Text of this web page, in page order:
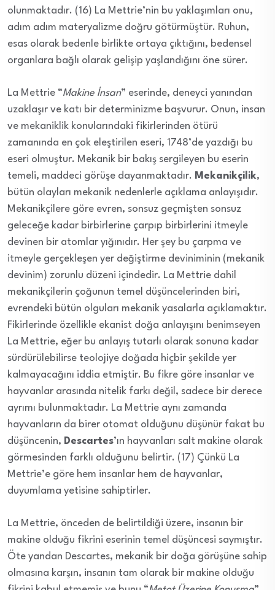
olunmaktadır. (16) La Mettrie’nin bu yaklaşımları onu,
adım adım materyalizme doğru götürmüştür. Ruhun,
esas olarak bedenle birlikte ortaya çıktığını, bedensel
organlara bağlı olarak gelişip yaşlandığını öne sürer.
La Mettrie “Makine İnsan” eserinde, deneyci yanından
uzaklaşır ve katı bir determinizme başvurur. Onun, insan
ve mekaniklik konularındaki fikirlerinden ötürü
zamanında en çok eleştirilen eseri, 1748’de yazdığı bu
eseri olmuştur. Mekanik bir bakış sergileyen bu eserin
temeli, maddeci görüşe dayanmaktadır. Mekanikçilik,
bütün olayları mekanik nedenlerle açıklama anlayışıdır.
Mekanikçilere göre evren, sonsuz geçmişten sonsuz
geleceğe kadar birbirlerine çarpıp birbirlerini itmeyle
devinen bir atomlar yığınıdır. Her şey bu çarpma ve
itmeyle gerçekleşen yer değiştirme deviniminin (mekanik
devinim) zorunlu düzeni içindedir. La Mettrie dahil
mekanikçilerin çoğunun temel düşüncelerinden biri,
evrendeki bütün olguları mekanik yasalarla açıklamaktır.
Fikirlerinde özellikle ekanist doğa anlayışını benimseyen
La Mettrie, eğer bu anlayış tutarlı olarak sonuna kadar
sürdürülebilirse teolojiye doğada hiçbir şekilde yer
kalmayacağını iddia etmiştir. Bu fikre göre insanlar ve
hayvanlar arasında nitelik farkı değil, sadece bir derece
ayrımı bulunmaktadır. La Mettrie aynı zamanda
hayvanların da birer otomat olduğunu düşünür fakat bu
düşüncenin, Descartes’ın hayvanları salt makine olarak
görmesinden farklı olduğunu belirtir. (17) Çünkü La
Mettrie’e göre hem insanlar hem de hayvanlar,
duyumlama yetisine sahiptirler.
La Mettrie, önceden de belirtildiği üzere, insanın bir
makine olduğu fikrini eserinin temel düşüncesi saymıştır.
Öte yandan Descartes, mekanik bir doğa görüşüne sahip
olmasına karşın, insanın tam olarak bir makine olduğu